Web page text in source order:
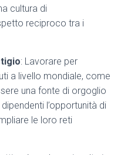
cultura di
reciproco tra i
: Lavorare per
a livello mondiale, come
una fonte di orgoglio
l’opportunità di
le loro reti